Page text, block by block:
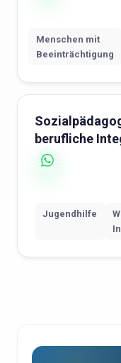
Menschen mit
Beeinträchtigung
berufliche
Jugendhilfe